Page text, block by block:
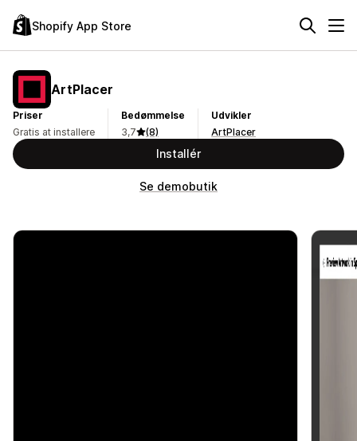
Shopify App Store
ArtPlacer
Priser
Gratis at installere
Bedømmelse
3,7
(8)
Udvikler
ArtPlacer
Installér
Se demobutik